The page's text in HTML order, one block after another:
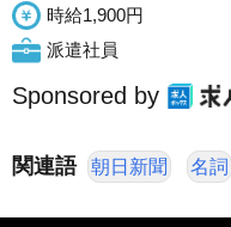
時給1,900円
派遣社員
Sponsored by
関連語 朝日新聞 名詞